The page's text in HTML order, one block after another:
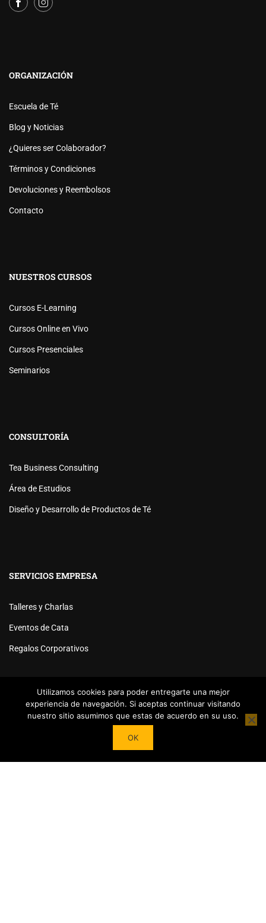
ORGANIZACIÓN
Escuela de Té
Blog y Noticias
¿Quieres ser Colaborador?
Términos y Condiciones
Devoluciones y Reembolsos
Contacto
NUESTROS CURSOS
Cursos E-Learning
Cursos Online en Vivo
Cursos Presenciales
Seminarios
CONSULTORÍA
Tea Business Consulting
Área de Estudios
Diseño y Desarrollo de Productos de Té
SERVICIOS EMPRESA
Talleres y Charlas
Eventos de Cata
Regalos Corporativos
Powered byTea Institute Latinoamérica ® 2026. Todos Los
Utilizamos cookies para poder entregarte una mejor
experiencia de navegación. Si aceptas continuar visitando
nuestro sitio asumimos que estas de acuerdo en su uso.
OK